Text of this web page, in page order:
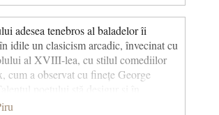
adesea tenebros al baladelor îi
idile un clasicism arcadic, învecinat cu
al XVIII-lea, cu stilul comediilor
cum a observat cu finețe George
poetului stă desigur și în
pur, naiv, dar și în notația